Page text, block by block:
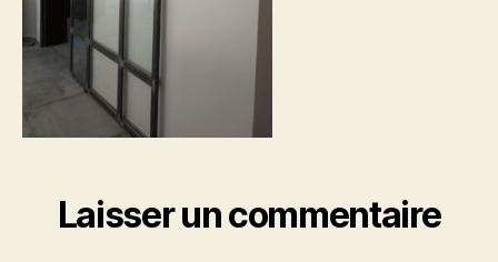
Laisser un commentaire